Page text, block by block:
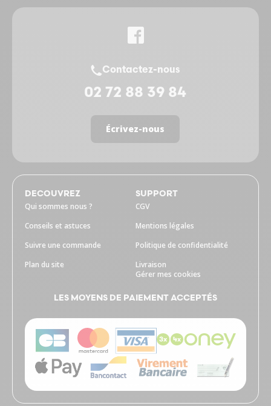
Contactez-nous
02 72 88 39 84
Écrivez-nous
DECOUVREZ
Qui sommes nous ?
Conseils et astuces
Suivre une commande
Plan du site
SUPPORT
CGV
Mentions légales
Politique de confidentialité
Livraison
Gérer mes cookies
LES MOYENS DE PAIEMENT ACCEPTÉS